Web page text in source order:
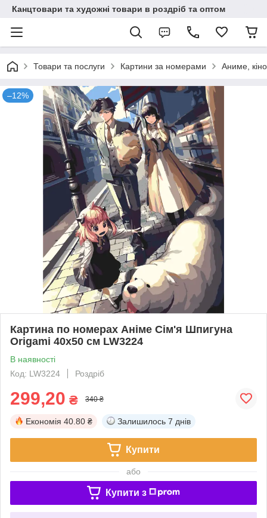
Канцтовари та художні товари в роздріб та оптом
Товари та послуги Картини за номерами Аниме,
–12%
Картина по номерах Аніме Сім'я Шпигуна
Origami 40x50 см LW3224
В наявності
Код: LW3224
Роздріб
299,20 ₴ 340 ₴
Економія 40.80 ₴ Залишилось 7 днів
Купити
або
Купити з